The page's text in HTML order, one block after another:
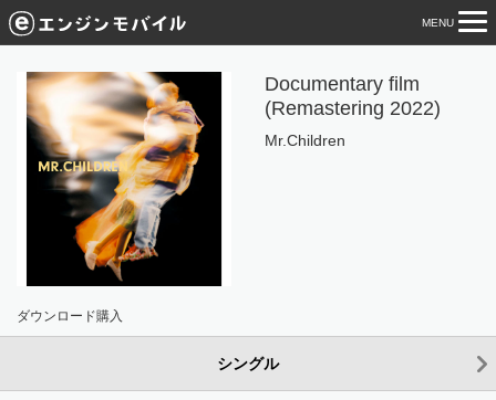
MENU
Documentary film
(Remastering 2022)
Mr.Children
ダウンロード購入
シングル